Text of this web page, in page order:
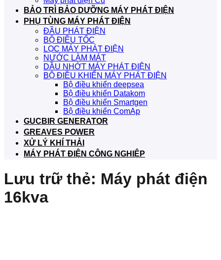
BẢO TRÌ BẢO DƯỠNG MÁY PHÁT ĐIỆN
PHỤ TÙNG MÁY PHÁT ĐIỆN
ĐẦU PHÁT ĐIỆN
BỘ ĐIỀU TỐC
LỌC MÁY PHÁT ĐIỆN
NƯỚC LÀM MÁT
DẦU NHỚT MÁY PHÁT ĐIỆN
BỘ ĐIỀU KHIỂN MÁY PHÁT ĐIỆN
Bộ điều khiển deepsea
Bộ điều khiển Datakom
Bộ điều khiển Smartgen
Bộ điều khiển ComAp
GUCBIR GENERATOR
GREAVES POWER
XỬ LÝ KHÍ THẢI
MÁY PHÁT ĐIỆN CÔNG NGHIỆP
Lưu trữ thẻ: Máy phát điện
16kva